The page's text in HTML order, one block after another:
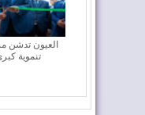
العيون تدشن
تنموية